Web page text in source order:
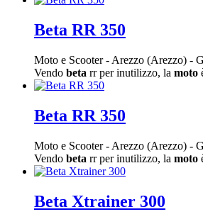
Beta RR 350
Moto e Scooter- Arezzo (Arezzo) -
Vendo beta rr per inutilizzo, la moto
Beta RR 350
Moto e Scooter- Arezzo (Arezzo) -
Vendo beta rr per inutilizzo, la moto
Beta Xtrainer 300